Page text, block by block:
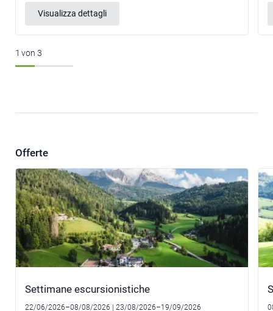
Visualizza dettagli
1 von 3
Offerte
Settimane escursionistiche
22/06/2026–08/08/2026 | 23/08/2026–19/09/2026